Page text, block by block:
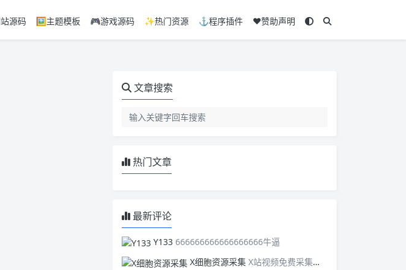
源码 🖼️主题模板 🎮游戏源码 ✨热门资源 ⚓程序插件 ❤️赞助声明
文章搜索
热门文章
最新评论
Y133 666666666666666666牛逼
X细胞资源采集 X站视频免费采集，可以适配此CMS，含免费模板。有需要的站长可以看看xxibaozyw.com